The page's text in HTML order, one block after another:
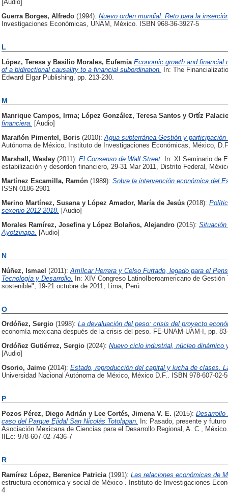
[Audio]
Guerra Borges, Alfredo (1994): Nuevo orden mundial: Reto para la
Investigaciones Económicas, UNAM, México. ISBN 968-36-3927-5
L
López, Teresa y Basilio Morales, Eufemia Economic growth and financial
of a bidirectional causality to a financial subordination.
In: The
Edward Elgar Publishing, pp. 213-230.
M
Manrique Campos, Irma; López González, Teresa Santos y Ortíz
financiera.
[Audio]
Marañón Pimentel, Boris (2010): Agua subterránea.Gestión y
Autónoma de México, Instituto de Investigaciones Económicas, México,
Marshall, Wesley (2011): El Consenso de Wall Street.
In: XI Seminario de
estabilización y desorden financiero, 29-31 Mar 2011, Distrito Federal,
Martínez Escamilla, Ramón (1989): Sobre la intervención económica del
ISSN 0186-2901
Merino Martínez, Susana y López Amador, María de Jesús (2018):
sexenio 2012-2018. [Audio]
Morales Ramírez, Josefina y López Bolaños, Alejandro (2015):
Ayotzinapa. [Audio]
N
Núñez, Ismael (2011): Amílcar Herrera y Celso Furtado, legado para el
Tecnología y Desarrollo. In: XIV Congreso LatinoIberoamericano de
sostenible", 19-21 octubre de 2011, Lima, Perú.
O
Ordóñez, Sergio (1998): La devaluación del peso: crisis del proyecto
economía mexicana después de la crisis del peso. FE-UNAM-UAM-I, pp.
Ordóñez Gutiérrez, Sergio (2024): Nuevo ciclo industrial, núcleo
[Audio]
Osorio, Jaime (2014): Estado, reproducción del capital y lucha de clases.
Universidad Nacional Autónoma de México, México D.F.. ISBN 978-607-02-
P
Pozos Pérez, Diego Adrián y Lee Cortés, Jimena V. E. (2015): Desarrollo
caso del Parque Ejidal San Nicolás Totolapan. In: Pasado, presente y
Asociación Mexicana de Ciencias para el Desarrollo Regional, A. C.,
IIEc: 978-607-02-7436-7
R
Ramírez López, Berenice Patricia (1991): Las relaciones económicas de
estructura económica y social de México . Instituto de Investigaciones
4